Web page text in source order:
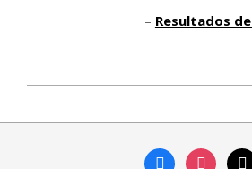
– Resultados
07-
facebookinstagram
mail